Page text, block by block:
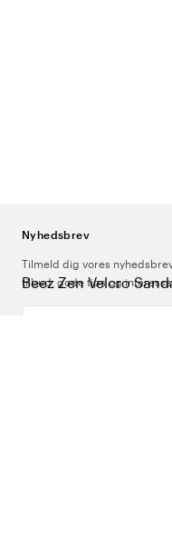
Beez Zen Velcro
Nyhedsbrev
Tilmeld dig vores
tilbud, gode tips og
Indtast din e-mailadresse